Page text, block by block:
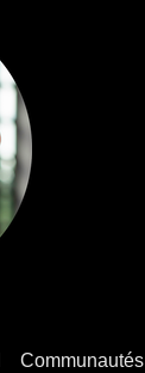
Communautés